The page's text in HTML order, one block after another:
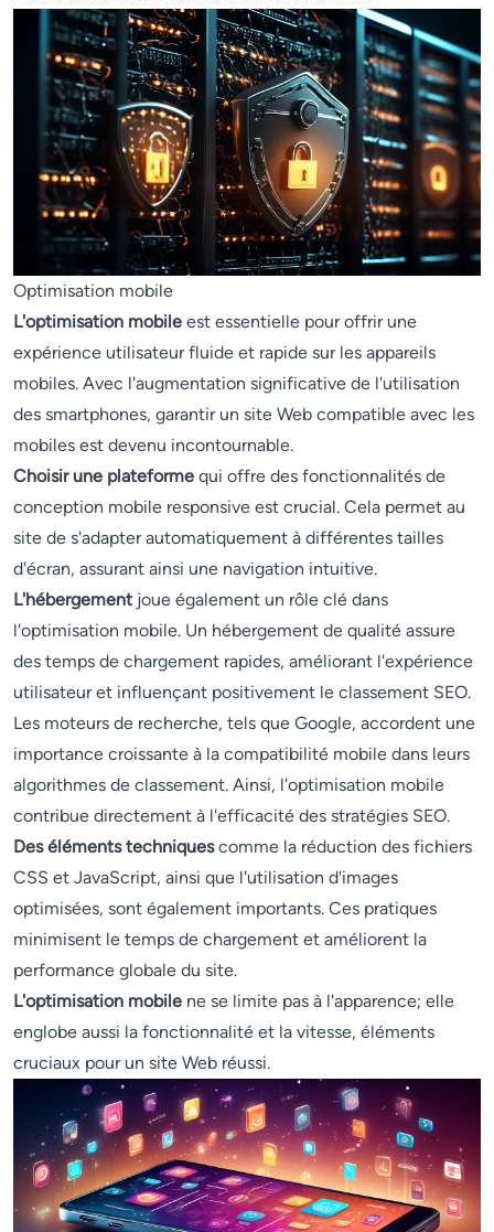
Optimisation mobile
L'optimisation mobile est essentielle pour offrir une
expérience utilisateur fluide et rapide sur les appareils
mobiles. Avec l'augmentation significative de l'utilisation
des smartphones, garantir un site Web compatible avec les
mobiles est devenu incontournable.
Choisir une plateforme qui offre des fonctionnalités de
conception mobile responsive est crucial. Cela permet au
site de s'adapter automatiquement à différentes tailles
d'écran, assurant ainsi une navigation intuitive.
L'hébergementjoue également un rôle clé dans
l'optimisation mobile. Un hébergement de qualité assure
des temps de chargement rapides, améliorant l'expérience
utilisateur et influençant positivement le classement SEO.
Les moteurs de recherche, tels que Google, accordent une
importance croissante à la compatibilité mobile dans leurs
algorithmes de classement. Ainsi, l'optimisation mobile
contribue directement à l'efficacité des stratégies SEO.
Des éléments techniquescomme la réduction des fichiers
CSS et JavaScript, ainsi que l'utilisation d'images
optimisées, sont également importants. Ces pratiques
minimisent le temps de chargement et améliorent la
performance globale du site.
L'optimisation mobile ne se limite pas à l'apparence; elle
englobe aussi la fonctionnalité et la vitesse, éléments
cruciaux pour un site Web réussi.